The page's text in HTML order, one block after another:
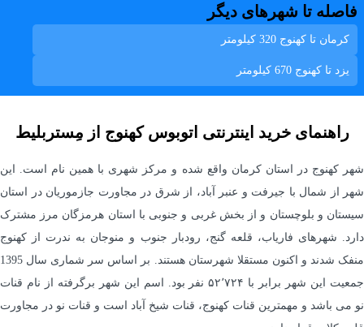
فاصله تا شهرهای دیگر
کرمان تا کهنوج 320 کیلومتر
يزد تا کهنوج 670 کیلومتر
راهنمای خرید اینترنتی اتوبوس کهنوج از مِستربلیط
شهر کهنوج در استان کرمان واقع شده و مرکز شهری با همین نام است. این
شهر از شمال با جیرفت و عنبر آباد، از شرق در مجاورت جازموریان در استان
سیستان و بلوچستان و از بخش غربی و جنوبی با استان هرمزگان مرز مشترک
دارد. شهرهای فاریاب، قلعه گنج، رودبار جنوب و منوجان به ندرت از کهنوج
منفک شدند و اکنون مستقلا شهرستان هستند. بر اساس سر شماری سال 1395
جمعیت این شهر برابر با ۵۲٬۷۲۴ نفر بود. اسم این شهر برگرفته از نام قنات
نو می باشد و مهمترین قنات کهنوج، قنات شیخ آباد است و قنات نو در مجاورت